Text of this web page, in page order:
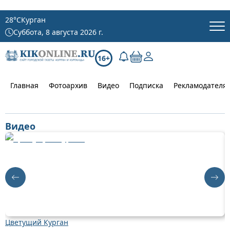
28°CКурган
Суббота, 8 августа 2026 г.
16+
Главная Фотоархив Видео Подписка
Видео
Цветущий Курган